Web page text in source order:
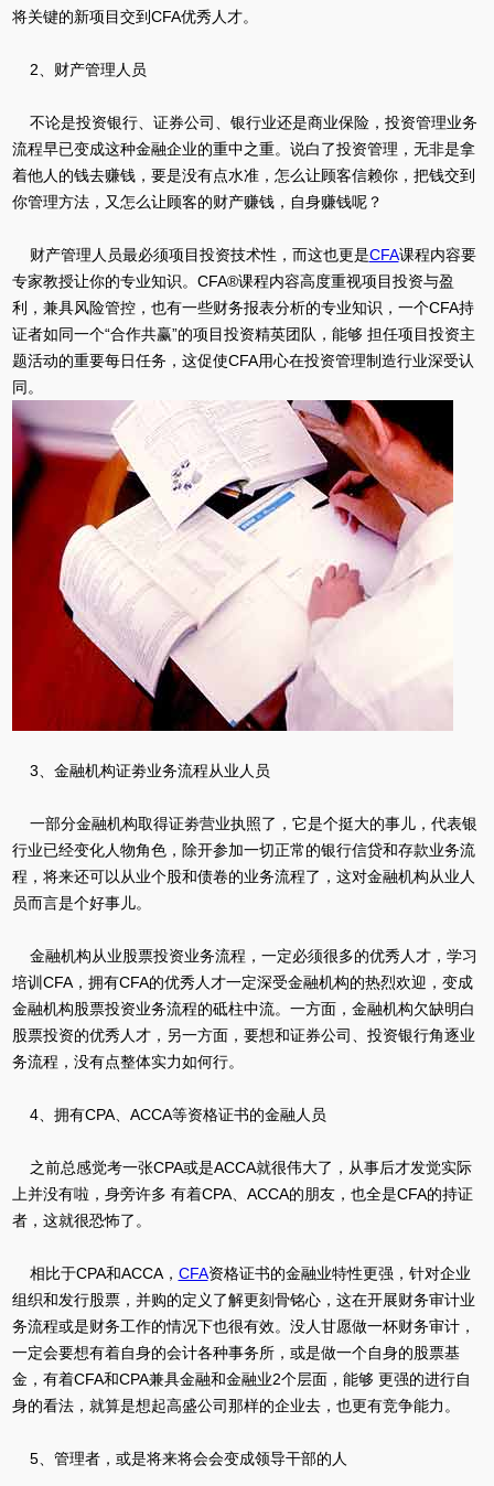
将关键的新项目交到CFA优秀人才。
2、财产管理人员
不论是投资银行、证券公司、银行业还是商业保险，投资管理业务
流程早已变成这种金融企业的重中之重。说白了投资管理，无非是拿
着他人的钱去赚钱，要是没有点水准，怎么让顾客信赖你，把钱交到
你管理方法，又怎么让顾客的财产赚钱，自身赚钱呢？
财产管理人员最必须项目投资技术性，而这也更是CFA课程内容要
专家教授让你的专业知识。CFA®课程内容高度重视项目投资与盈
利，兼具风险管控，也有一些财务报表分析的专业知识，一个CFA持
证者如同一个“合作共赢”的项目投资精英团队，能够 担任项目投资主
题活动的重要每日任务，这促使CFA用心在投资管理制造行业深受认
同。
3、金融机构证劵业务流程从业人员
一部分金融机构取得证劵营业执照了，它是个挺大的事儿，代表银
行业已经变化人物角色，除开参加一切正常的银行信贷和存款业务流
程，将来还可以从业个股和债卷的业务流程了，这对金融机构从业人
员而言是个好事儿。
金融机构从业股票投资业务流程，一定必须很多的优秀人才，学习
培训CFA，拥有CFA的优秀人才一定深受金融机构的热烈欢迎，变成
金融机构股票投资业务流程的砥柱中流。一方面，金融机构欠缺明白
股票投资的优秀人才，另一方面，要想和证券公司、投资银行角逐业
务流程，没有点整体实力如何行。
4、拥有CPA、ACCA等资格证书的金融人员
之前总感觉考一张CPA或是ACCA就很伟大了，从事后才发觉实际
上并没有啦，身旁许多 有着CPA、ACCA的朋友，也全是CFA的持证
者，这就很恐怖了。
相比于CPA和ACCA， CFA资格证书的金融业特性更强，针对企业
组织和发行股票，并购的定义了解更刻骨铭心，这在开展财务审计业
务流程或是财务工作的情况下也很有效。没人甘愿做一杯财务审计，
一定会要想有着自身的会计各种事务所，或是做一个自身的股票基
金，有着CFA和CPA兼具金融和金融业2个层面，能够 更强的进行自
身的看法，就算是想起高盛公司那样的企业去，也更有竞争能力。
5、管理者，或是将来将会会变成领导干部的人